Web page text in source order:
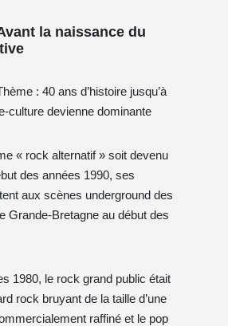
la naissance du
: 40 ans d’histoire jusqu’à
culture devienne dominante
« rock alternatif » soit devenu
des années 1990, ses
aux scènes underground des
Grande-Bretagne au début des
1980, le rock grand public était
rock bruyant de la taille d’une
raffiné et le pop